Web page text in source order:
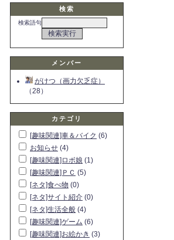
検索
検索語句
メンバー
がけつ（画力欠乏症）
（28）
カテゴリ
[趣味関連]車＆バイク (6)
お知らせ (4)
[趣味関連]ロボ娘 (1)
[趣味関連]ＰＣ (5)
[ネタ]食べ物 (0)
[ネタ]サイト紹介 (0)
[ネタ]生活全般 (4)
[趣味関連]ゲーム (6)
[趣味関連]お絵かき (3)